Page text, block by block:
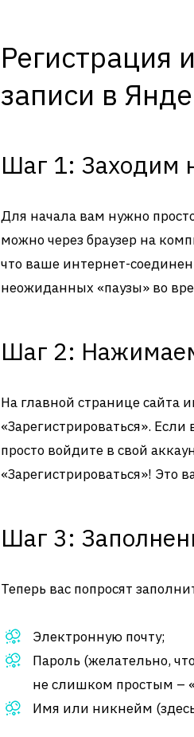
Регистрация
записи в
Шаг 1: Заходим
Для начала вам нужно
можно через браузер на
что ваше интернет-
неожиданных «паузы» во
Шаг 2:
На главной странице сайта
«Зарегистрироваться».
просто войдите в свой
«Зарегистрироваться»!
Шаг 3:
Теперь вас попросят
Электронную почту;
Пароль (желательно,
не слишком простым –
Имя или никнейм